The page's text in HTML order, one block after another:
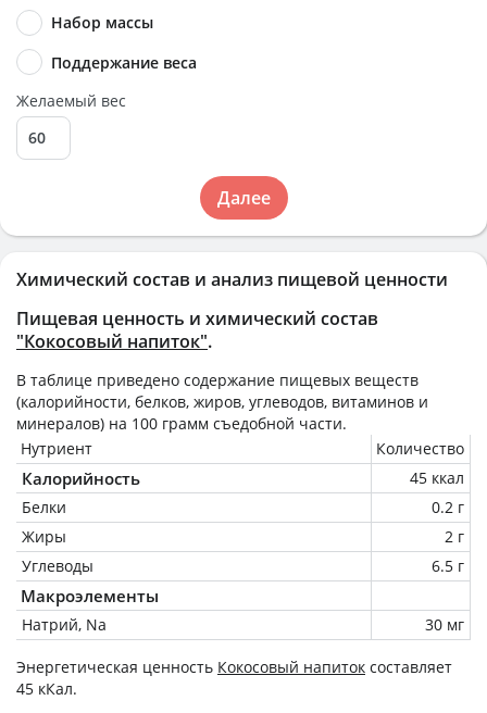
Химический состав и анализ пищевой ценности
Пищевая ценность и химический состав
"Кокосовый напиток".
В таблице приведено содержание пищевых веществ
(калорийности, белков, жиров, углеводов, витаминов и
минералов) на 100 грамм съедобной части.
Нутриент
Количество
Калорийность
45 ккал
Белки
0.2 г
Жиры
2 г
Углеводы
6.5 г
Макроэлементы
Натрий, Na 30 мг
Энергетическая ценность Кокосовый напиток составляет
45 кКал.
Набор массы
Поддержание веса
Желаемый вес
Далее